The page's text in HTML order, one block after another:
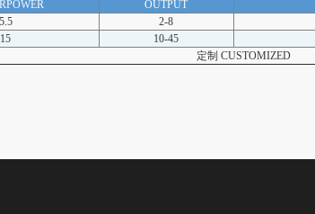
OUTPUT
5.5 2-8
15 10-45
定制 CUSTOMIZED